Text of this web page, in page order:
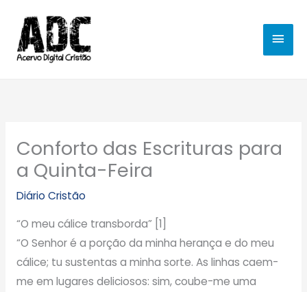
para
conteúdo
Conforto das Escrituras para
a Quinta-Feira
Diário Cristão
“O meu cálice transborda” [1]
“O Senhor é a porção da minha herança e do meu
cálice; tu sustentas a minha sorte. As linhas caem-
me em lugares deliciosos: sim, coube-me uma